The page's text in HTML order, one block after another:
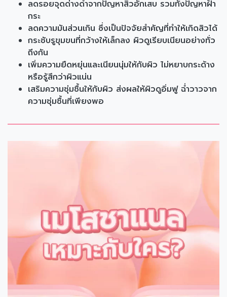
ลดรอยจุดด่างดำจากปัญหาสิวอักเสบ รวมทั้งปัญหาฝ้า
กระ
ลดความมันส่วนเกิน ซึ่งเป็นปัจจัยสำคัญที่ทำให้เกิดสิวได้
กระชับรูขุมขนที่กว้างให้เล็กลง ผิวดูเรียบเนียนอย่างทั่ว
ถีงกัน
เพิ่มความยืดหยุ่นและเนียนนุ่มให้กับผิว ไม่หยาบกระด้าง
หรือรู้สึกว่าผิวแน่น
เสริมความชุ่มชื้นให้กับผิว ส่งผลให้ผิวดูอิ่มฟู ฉ่ำวาวจาก
ความชุ่มชื้นที่เพียงพอ